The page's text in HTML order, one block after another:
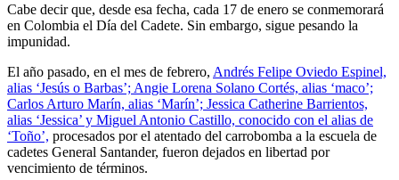
Cabe decir que, desde esa fecha, cada 17 de enero se conmemorará
en Colombia el Día del Cadete. Sin embargo, sigue pesando la
impunidad.
El año pasado, en el mes de febrero, Andrés Felipe Oviedo Espinel,
alias ‘Jesús o Barbas’; Angie Lorena Solano Cortés, alias ‘maco’;
Carlos Arturo Marín, alias ‘Marín’; Jessica Catherine Barrientos,
alias ‘Jessica’ y Miguel Antonio Castillo, conocido con el alias de
‘Toño’, procesados por el atentado del carrobomba a la escuela de
cadetes General Santander, fueron dejados en libertad por
vencimiento de términos.